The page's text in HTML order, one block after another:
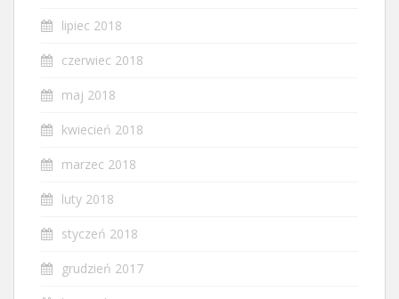
lipiec 2018
czerwiec 2018
maj 2018
kwiecień 2018
marzec 2018
luty 2018
styczeń 2018
grudzień 2017